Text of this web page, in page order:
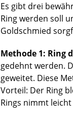
Es gibt drei
Ring werden soll
Goldschmied
Methode 1: Ring
gedehnt werden.
geweitet. Diese
Vorteil: Der Ring
Rings nimmt